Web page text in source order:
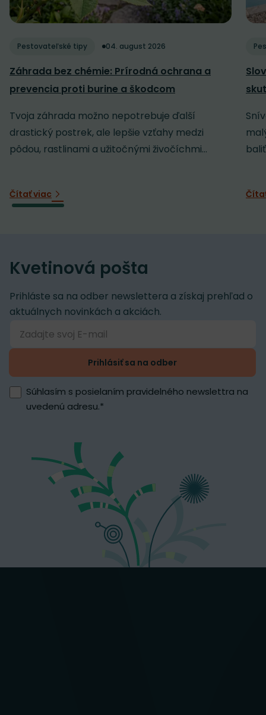
Pestovateľské tipy 04. august 2026
Záhrada bez chémie: Prírodná ochrana a
prevencia proti burine a škodcom
Tvoja záhrada možno nepotrebuje ďalší
drastický postrek, ale lepšie vzťahy medzi
pôdou, rastlinami a užitočnými živočíchmi...
Čítať viac
Kvetinová pošta
Prihláste sa na odber newslettera a získaj prehľad o
aktuálnych novinkách a akciách.
Prihlásiť sa na odber
Súhlasím s posielaním pravidelného newslettra na
uvedenú adresu.*